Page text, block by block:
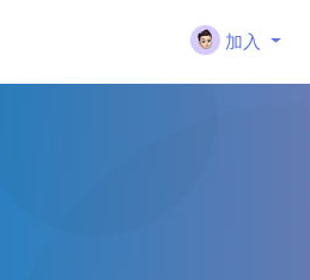
加入